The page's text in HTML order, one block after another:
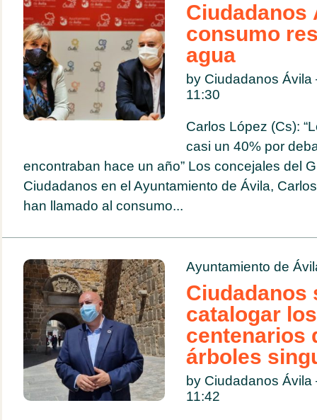
Ciudadanos
consumo
agua
by Ciudadanos
11:30
Carlos López (Cs):
casi un 40% por
encontraban hace un año” Los concejales del
Ciudadanos en el Ayuntamiento de Ávila,
han llamado al consumo...
Ayuntamiento de
Ciudadanos
catalogar
centenarios
árboles
by Ciudadanos
11:42